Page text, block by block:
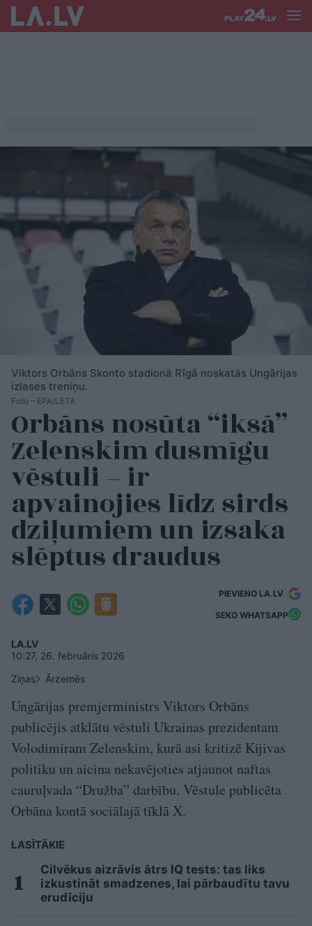
Viktors Orbāns Skonto stadionā Rīgā noskatās Ungārijas
izlases treniņu.
Foto – EPA/LETA
Orbāns nosūta “iksā”
Zelenskim dusmīgu
vēstuli – ir
apvainojies līdz sirds
dziļumiem un izsaka
slēptus draudus
PIEVIENO LA.LV
SEKO WHATSAPP
LA.LV
10:27, 26. februāris 2026
Ziņas
Ārzemēs
Ungārijas premjerministrs Viktors Orbāns
publicējis atklātu vēstuli Ukrainas prezidentam
Volodimiram Zelenskim, kurā asi kritizē Kijivas
politiku un aicina nekavējoties atjaunot naftas
cauruļvada “Družba” darbību. Vēstule publicēta
Orbāna kontā sociālajā tīklā X.
LASĪTĀKIE
Cilvēkus aizrāvis ātrs IQ tests: tas liks
izkustināt smadzenes, lai pārbaudītu tavu
erudīciju